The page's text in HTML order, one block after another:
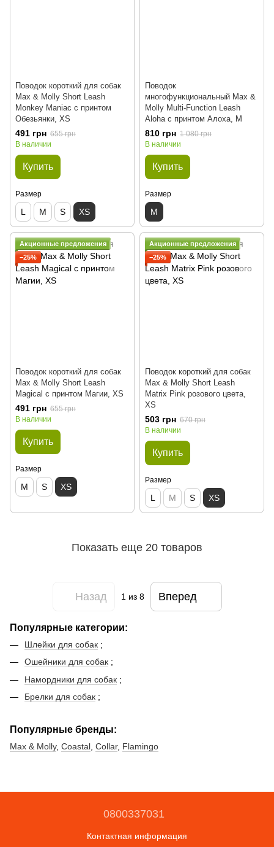
Популярные категории:
Шлейки для собак ;
Ошейники для собак ;
Намордники для собак ;
Брелки для собак ;
Популярные бренды:
Max & Molly, Coastal Collar, Flamingo
Поводок короткий для собак
Max & Molly Short Leash
Monkey Maniac с принтом
Обезьянки, XS
491 грн 655 грн
В наличии
Купить
Размер
L M S XS
Поводок
многофункциональный Max &
Molly Multi-Function Leash
Aloha с принтом Алоха, M
810 грн 1 080 грн
В наличии
Купить
Размер
M
Акционные предложения
−25%
Поводок короткий для собак
Max & Molly Short Leash
Magical с принтом Магии, XS
491 грн 655 грн
В наличии
Купить
Размер
M S XS
Акционные предложения
−25%
Поводок короткий для собак
Max & Molly Short Leash
Matrix Pink розового цвета,
XS
503 грн 670 грн
В наличии
Купить
Размер
L M S XS
Показать еще 20 товаров
Назад 1 из 8 Вперед
0800337031
Контактная информация